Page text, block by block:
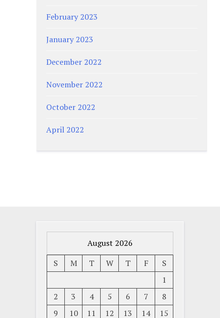
February 2023
January 2023
December 2022
November 2022
October 2022
April 2022
August 2026
S
M T W T F
S
1
2
3 4 5 6 7
8
9
10 11 12 13 14 15